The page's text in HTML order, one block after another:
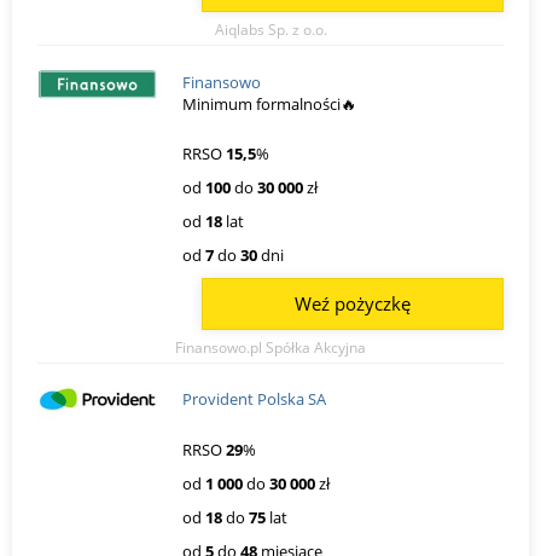
Aiqlabs Sp. z o.o.
Finansowo
Minimum formalności🔥
RRSO 15,5%
od 100do 30 000zł
od 18 lat
od 7do 30dni
Finansowo.pl Spółka Akcyjna
Weź pożyczkę
Provident Polska SA
RRSO29%
od 1 000do 30 000zł
od 18do 75 lat
od 5do 48 miesiące